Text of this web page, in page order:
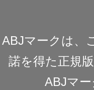
ABJマークは、
諾を得た正規
ABJマ